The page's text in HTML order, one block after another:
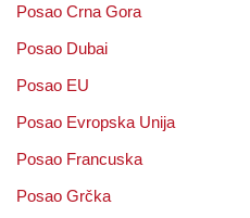
Posao Crna Gora
Posao Dubai
Posao EU
Posao Evropska Unija
Posao Francuska
Posao Grčka